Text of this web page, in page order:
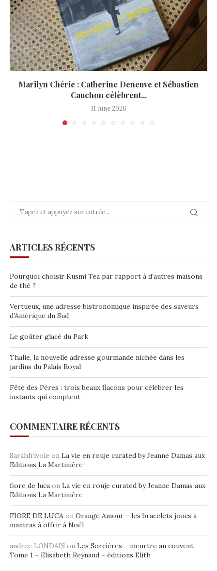
Marilyn Chérie : Catherine Deneuve et Sébastien
Cauchon célèbrent...
11 June 2026
ARTICLES RÉCENTS
Pourquoi choisir Kusmi Tea par rapport à d’autres maisons
de thé ?
Vertueux, une adresse bistronomique inspirée des saveurs
d’Amérique du Sud
Le goûter glacé du Park
Thalie, la nouvelle adresse gourmande nichée dans les
jardins du Palais Royal
Fête des Pères : trois beaux flacons pour célébrer les
instants qui comptent
COMMENTAIRE RÉCENTS
Sarahfrivole on La vie en rouje curated by Jeanne Damas aux
Editions La Martinière
fiore de luca on La vie en rouje curated by Jeanne Damas aux
Editions La Martinière
FIORE DE LUCA on Orange Amour – les bracelets joncs à
mantras à offrir à Noël
andree LONDAIS on Les Sorcières – meurtre au couvent –
Tome 1 – Elisabeth Reynaud – éditions Elith